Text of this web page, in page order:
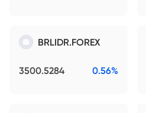
BRLIDR.FOREX
3500.5284 0.56%